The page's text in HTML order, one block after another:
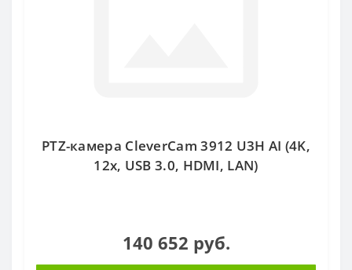
PTZ-камера CleverCam 3912 U3H AI (4K,
12x, USB 3.0, HDMI, LAN)
140 652 руб.